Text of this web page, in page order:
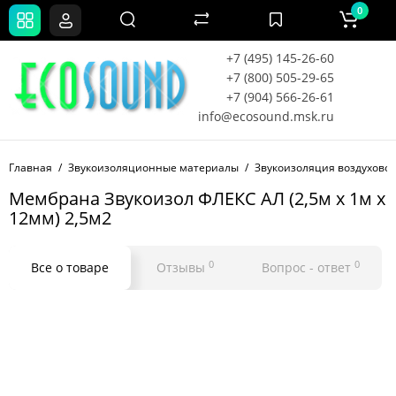
+7 (495) 145-26-60
+7 (800) 505-29-65
+7 (904) 566-26-61
info@ecosound.msk.ru
0
Главная Звукоизоляционные материалы Звукоизоляция
Мембрана Звукоизол ФЛЕКС АЛ (2,5м x 1м x
12мм) 2,5м2
Все о товаре Отзывы 0 Вопрос - ответ 0